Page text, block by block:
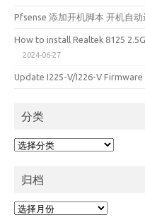
Pfsense 添加开机脚本 开机自
How to install Realtek 8125
2024-06-27
Update I225-V/I226-V
分类
分
归档
归